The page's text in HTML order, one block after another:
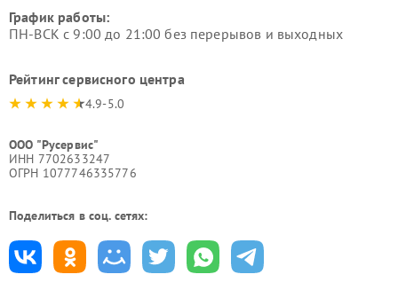
График работы:
ПН-ВСК с 9:00 до 21:00 без перерывов и выходных
Рейтинг сервисного центра
4.9-5.0
ООО "Русервис"
ИНН 7702633247
ОГРН 1077746335776
Поделиться в соц. сетях: